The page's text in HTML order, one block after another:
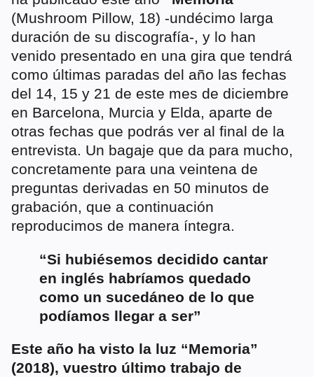
(Mushroom Pillow, 18) -undécimo larga
duración de su discografía-, y lo han
venido presentado en una gira que tendrá
como últimas paradas del año las fechas
del 14, 15 y 21 de este mes de diciembre
en Barcelona, Murcia y Elda, aparte de
otras fechas que podrás ver al final de la
entrevista. Un bagaje que da para mucho,
concretamente para una veintena de
preguntas derivadas en 50 minutos de
grabación, que a continuación
reproducimos de manera íntegra.
“Si hubiésemos decidido cantar
en inglés habríamos quedado
como un sucedáneo de lo que
podíamos llegar a ser”
Este año ha visto la luz “Memoria”
(2018), vuestro último trabajo de